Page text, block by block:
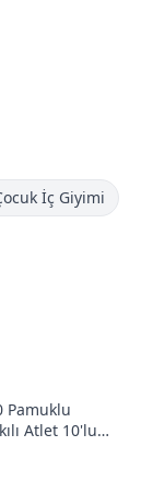
İç Giyimi
Pamuklu
Atlet 10'lu